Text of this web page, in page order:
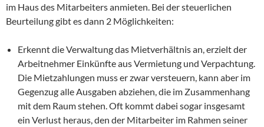
im Haus des Mitarbeiters anmieten. Bei der steuerlichen
Beurteilung gibt es dann 2 Möglichkeiten:
Erkennt die Verwaltung das Mietverhältnis an, erzielt der
Arbeitnehmer Einkünfte aus Vermietung und Verpachtung.
Die Mietzahlungen muss er zwar versteuern, kann aber im
Gegenzug alle Ausgaben abziehen, die im Zusammenhang
mit dem Raum stehen. Oft kommt dabei sogar insgesamt
ein Verlust heraus, den der Mitarbeiter im Rahmen seiner